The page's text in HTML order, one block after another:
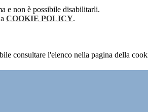
e non è possibile disabilitarli.
COOKIE POLICY.
consultare l'elenco nella pagina della